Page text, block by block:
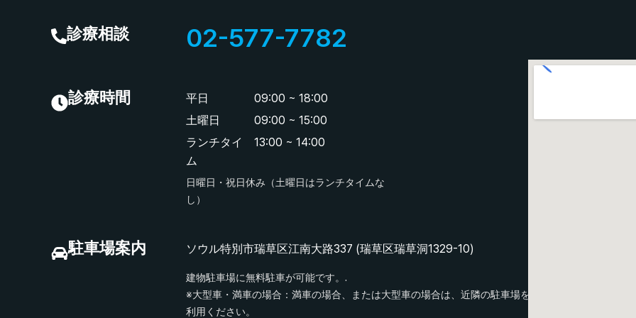
診療相談 02-577-7782
診療時間
平日
土曜日
ランチタイ
ム
09:00 ~ 18:00
09:00 ~ 15:00
13:00 ~ 14:00
日曜日・祝日休み（土曜日はランチタイムな
し）
駐車場案内 ソウル特別市瑞草区江南大路337 (瑞草区瑞草洞1329-10)
建物駐車場に無料駐車が可能です。.
※大型車・満車の場合：満車の場合、または大型車の場合は、近隣の駐車場をご
利用ください。